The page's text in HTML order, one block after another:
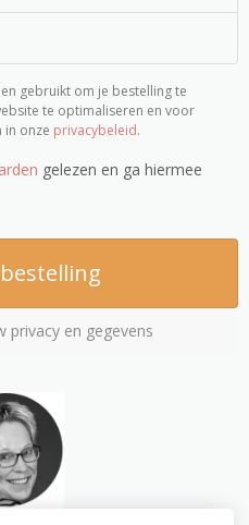
gebruikt om je bestelling te
te optimaliseren en voor
in onze privacybeleid.
gelezen en ga hiermee
privacy en gegevens